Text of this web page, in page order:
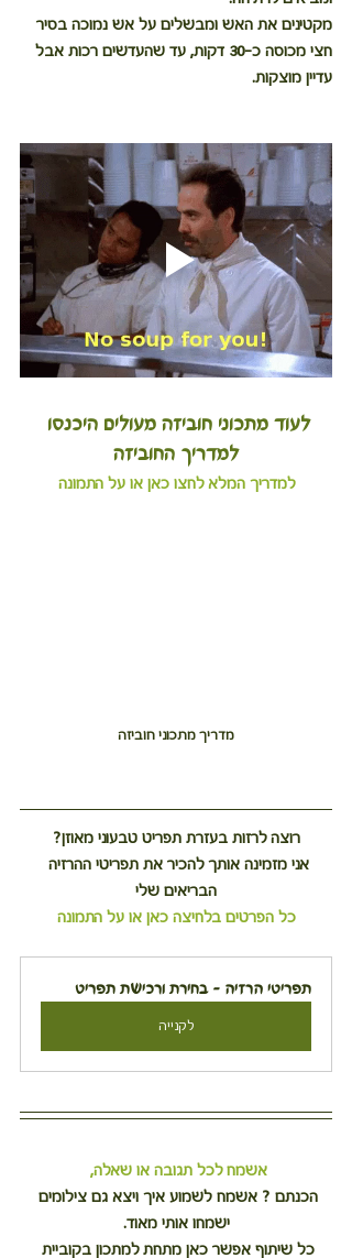
מקטינים את האש ומבשלים על אש נמוכה בסיר
חצי מכוסה כ-30 דקות, עד שהעדשים רכות אבל
עדיין מוצקות.
לעוד מתכוני חוביזה מעולים היכנסו
למדריך החוביזה
למדריך המלא לחצו כאן או על התמונה
מדריך מתכוני חוביזה
רוצה לרזות בעזרת תפריט טבעוני מאוזן?
אני מזמינה אותך להכיר את תפריטי ההרזיה
הבריאים שלי
כל הפרטים בלחיצה כאן או על התמונה
תפריטי הרזיה - בחירת ורכישת תפריט
לקנייה
אשמח לכל תגובה או שאלה,
הכנתם ? אשמח לשמוע איך ויצא גם צילומים
ישמחו אותי מאוד.
כל שיתוף אפשר כאן מתחת למתכון בקוביית